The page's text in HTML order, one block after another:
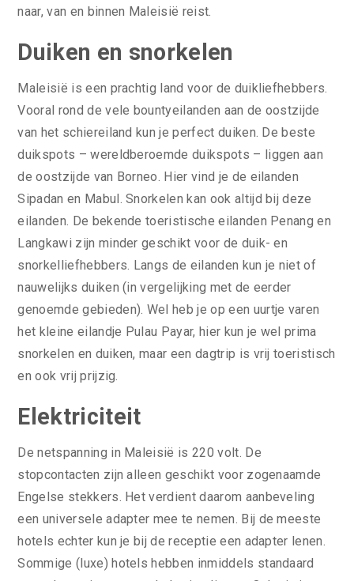
naar, van en binnen Maleisië reist.
Duiken en snorkelen
Maleisië is een prachtig land voor de duikliefhebbers.
Vooral rond de vele bountyeilanden aan de oostzijde
van het schiereiland kun je perfect duiken. De beste
duikspots – wereldberoemde duikspots – liggen aan
de oostzijde van Borneo. Hier vind je de eilanden
Sipadan en Mabul. Snorkelen kan ook altijd bij deze
eilanden. De bekende toeristische eilanden Penang en
Langkawi zijn minder geschikt voor de duik- en
snorkelliefhebbers. Langs de eilanden kun je niet of
nauwelijks duiken (in vergelijking met de eerder
genoemde gebieden). Wel heb je op een uurtje varen
het kleine eilandje Pulau Payar, hier kun je wel prima
snorkelen en duiken, maar een dagtrip is vrij toeristisch
en ook vrij prijzig.
Elektriciteit
De netspanning in Maleisië is 220 volt. De
stopcontacten zijn alleen geschikt voor zogenaamde
Engelse stekkers. Het verdient daarom aanbeveling
een universele adapter mee te nemen. Bij de meeste
hotels echter kun je bij de receptie een adapter lenen.
Sommige (luxe) hotels hebben inmiddels standaard